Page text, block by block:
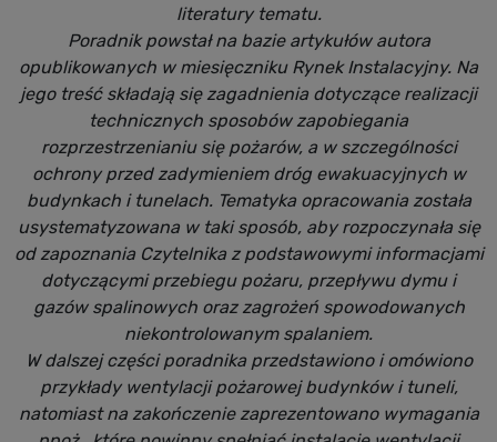
literatury tematu.
Poradnik powstał na bazie artykułów autora
opublikowanych w miesięczniku Rynek Instalacyjny. Na
jego treść składają się zagadnienia dotyczące realizacji
technicznych sposobów zapobiegania
rozprzestrzenianiu się pożarów, a w szczególności
ochrony przed zadymieniem dróg ewakuacyjnych w
budynkach i tunelach. Tematyka opracowania została
usystematyzowana w taki sposób, aby rozpoczynała się
od zapoznania Czytelnika z podstawowymi informacjami
dotyczącymi przebiegu pożaru, przepływu dymu i
gazów spalinowych oraz zagrożeń spowodowanych
niekontrolowanym spalaniem.
W dalszej części poradnika przedstawiono i omówiono
przykłady wentylacji pożarowej budynków i tuneli,
natomiast na zakończenie zaprezentowano wymagania